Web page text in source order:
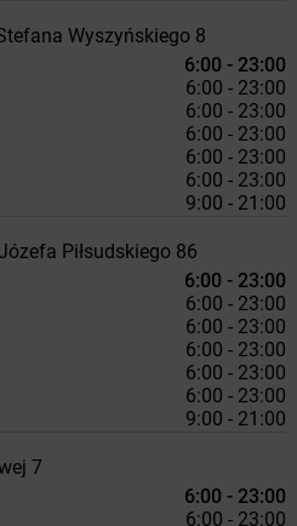
Wyszyńskiego 8
6:00 - 23:00
6:00 - 23:00
6:00 - 23:00
6:00 - 23:00
6:00 - 23:00
6:00 - 23:00
9:00 - 21:00
Piłsudskiego 86
6:00 - 23:00
6:00 - 23:00
6:00 - 23:00
6:00 - 23:00
6:00 - 23:00
6:00 - 23:00
9:00 - 21:00
7
6:00 - 23:00
6:00 - 23:00